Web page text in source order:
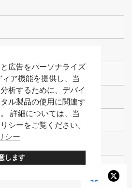
広告をパーソナライズ
ア機能を提供し、当
析するために、デバイ
ル製品の使用に関連す
詳細については、当
シーをご覧ください。
シー
します